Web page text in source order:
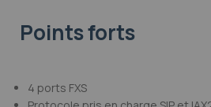
Points forts
4 ports FXS